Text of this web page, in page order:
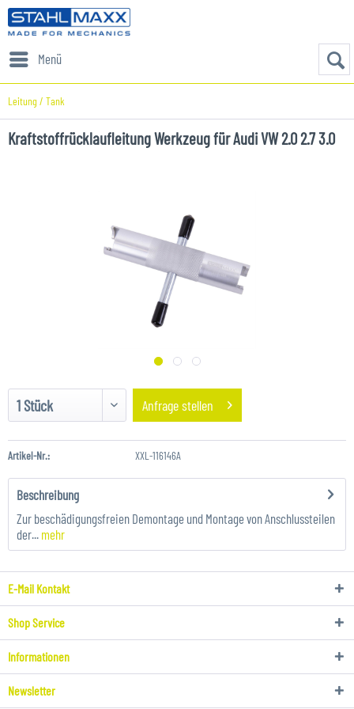
Menü
Leitung / Tank
Kraftstoffrücklaufleitung Werkzeug für Audi VW 2.0 2.7 3.0
Anfrage stellen
Artikel-Nr.: XXL-116146A
Beschreibung
Zur beschädigungsfreien Demontage und Montage von Anschlussteilen
der... mehr
E-Mail Kontakt
Shop Service
Informationen
Newsletter